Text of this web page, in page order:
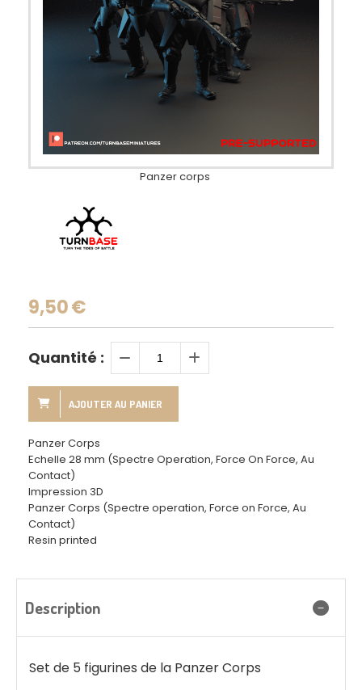
Panzer corps
9,50€
Quantité :
AJOUTER AU PANIER
Panzer Corps
Echelle 28 mm (Spectre Operation, Force On Force, Au
Contact)
Impression 3D
Panzer Corps (Spectre operation, Force on Force, Au
Contact)
Resin printed
Description
Set de 5 figurines de la Panzer Corps